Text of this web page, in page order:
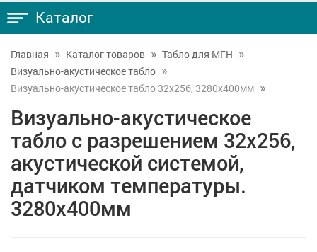
Каталог
Главная Каталог товаров
Табло для МГН
Визуально-акустическое табло
Визуально-акустическое табло 32х256, 3280x400мм
Визуально-акустическое
табло с разрешением 32х256,
акустической системой,
датчиком температуры.
3280x400мм